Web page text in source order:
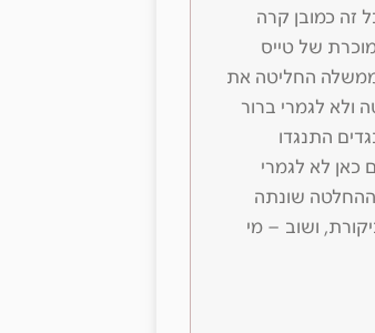
זה כמובן קרה
של טייס
החליטה את
ולא לגמרי ברור
התנגדו
כאן לא לגמרי
ההחלטה שונתה
ושוב – מי